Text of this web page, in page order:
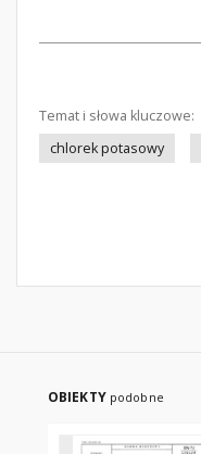
Temat i słowa kluczowe:
chlorek potasowy
OBIEKTY podobne